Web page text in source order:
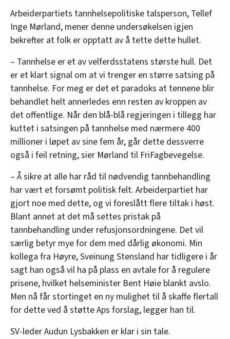
Arbeiderpartiets tannhelsepolitiske talsperson, Tellef
Inge Mørland, mener denne undersøkelsen igjen
bekrefter at folk er opptatt av å tette dette hullet.
– Tannhelse er et av velferdsstatens største hull. Det
er et klart signal om at vi trenger en større satsing på
tannhelse. For meg er det et paradoks at tennene blir
behandlet helt annerledes enn resten av kroppen av
det offentlige. Når den blå-blå regjeringen i tillegg har
kuttet i satsingen på tannhelse med nærmere 400
millioner i løpet av sine fem år, går dette dessverre
også i feil retning, sier Mørland til FriFagbevegelse.
– Å sikre at alle har råd til nødvendig tannbehandling
har vært et forsømt politisk felt. Arbeiderpartiet har
gjort noe med dette, og vi foreslått flere tiltak i høst.
Blant annet at det må settes pristak på
tannbehandling under refusjonsordningene. Det vil
særlig betyr mye for dem med dårlig økonomi. Min
kollega fra Høyre, Sveinung Stensland har tidligere i år
sagt han også vil ha på plass en avtale for å regulere
prisene, hvilket helseminister Bent Høie blankt avslo.
Men nå får stortinget en ny mulighet til å skaffe flertall
for dette ved å støtte Aps forslag, legger han til.
SV-leder Audun Lysbakken er klar i sin tale.